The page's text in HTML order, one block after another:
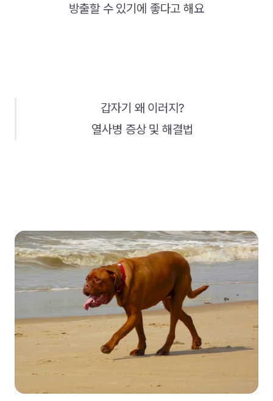
방출할 수 있기에 좋다고 해요
갑자기 왜 이러지?
열사병 증상 및 해결법